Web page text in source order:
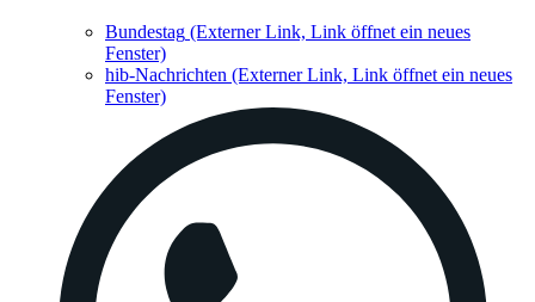
Bundestag (Externer Link, Link öffnet ein neues
Fenster)
hib-Nachrichten (Externer Link, Link öffnet ein neues
Fenster)